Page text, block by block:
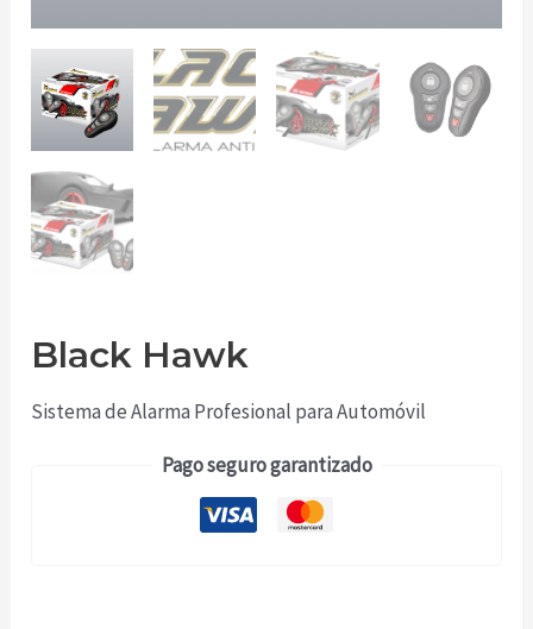
Black Hawk
Sistema de Alarma Profesional para Automóvil
Pago seguro garantizado